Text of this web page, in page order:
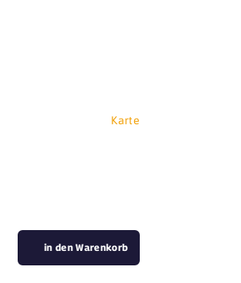
Karte
in den Warenkorb